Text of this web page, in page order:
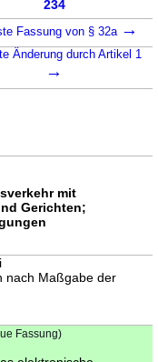
234
Fassung von § 32a →
Änderung durch Artikel 1
→
mit
Gerichten;
nach Maßgabe der
Fassung)